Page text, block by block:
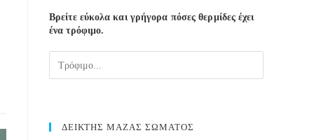
Βρείτε εύκολα και γρήγορα πόσες θερμίδες έχει
ένα τρόφιμο.
ΔΕΙΚΤΗΣ ΜΑΖΑΣ ΣΩΜΑΤΟΣ